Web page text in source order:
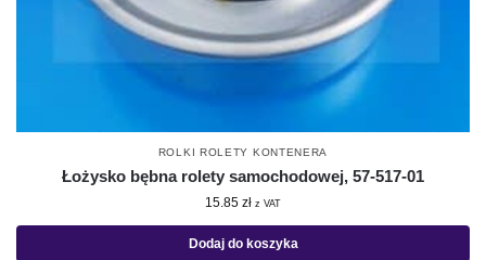
ROLKI ROLETY KONTENERA
Łożysko bębna rolety samochodowej, 57-517-01
15.85 zł z VAT
Dodaj do koszyka